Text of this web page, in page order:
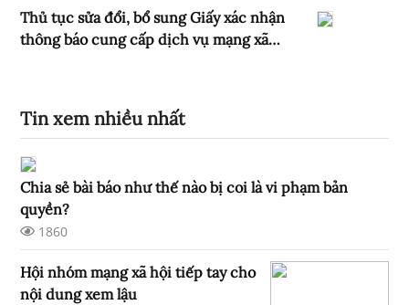
giới tại Việt Nam
Thủ tục sửa đổi, bổ sung Giấy xác nhận
thông báo cung cấp dịch vụ mạng xã
Tin xem nhiều nhất
Chia sẻ bài báo như thế nào bị coi là vi phạm bản
quyền?
1860
Hội nhóm mạng xã hội tiếp tay cho
nội dung xem lậu